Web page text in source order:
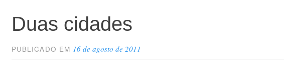
Duas cidades
PUBLICADO EM 16 de agosto de 2011